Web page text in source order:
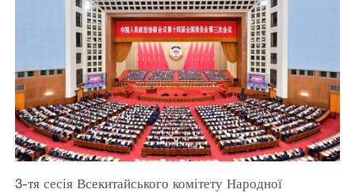
3-тя сесія Всекитайського комітету Народної